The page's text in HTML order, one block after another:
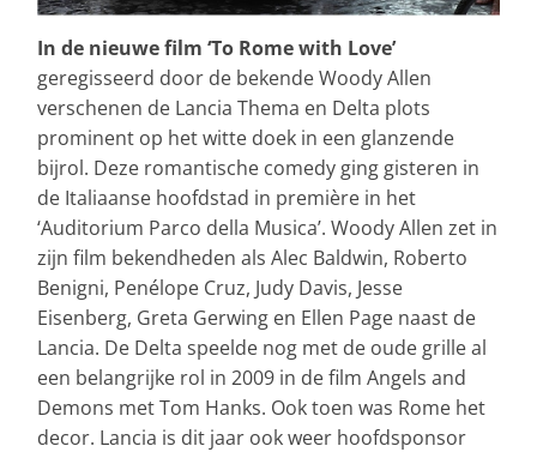
In de nieuwe film ‘To Rome with Love’
geregisseerd door de bekende Woody Allen
verschenen de Lancia Thema en Delta plots
prominent op het witte doek in een glanzende
bijrol. Deze romantische comedy ging gisteren in
de Italiaanse hoofdstad in première in het
‘Auditorium Parco della Musica’. Woody Allen zet in
zijn film bekendheden als Alec Baldwin, Roberto
Benigni, Penélope Cruz, Judy Davis, Jesse
Eisenberg, Greta Gerwing en Ellen Page naast de
Lancia. De Delta speelde nog met de oude grille al
een belangrijke rol in 2009 in de film Angels and
Demons met Tom Hanks. Ook toen was Rome het
decor. Lancia is dit jaar ook weer hoofdsponsor